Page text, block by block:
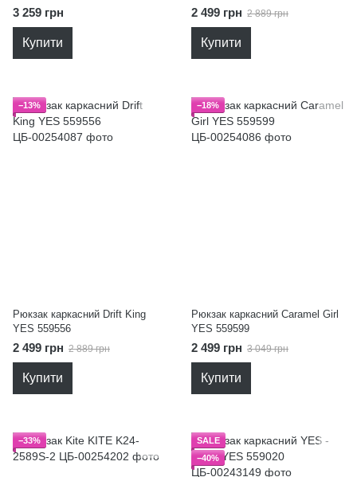
3 259 грн
Купити
2 499 грн 2 889 грн
Купити
−13%
Рюкзак каркасний Drift King
YES 559556
2 499 грн 2 889 грн
Купити
−18%
Рюкзак каркасний Caramel Girl
YES 559599
2 499 грн 3 049 грн
Купити
−33%
SALE
−40%